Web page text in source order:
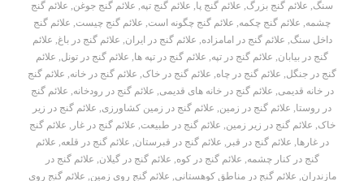
سنگ, علائم گنج بزرگ, علائم گنج پا, علائم گنج تپه, علائم گنج جوغن, علائم گنج
چشمه, علائم گنج چکمه, علائم گنج چگونه است, علائم گنج چیست, علائم گنج
داخل سنگ, علائم گنج در امامزاده, علائم گنج در ایران, علائم گنج در باغ, علائم
گنج در بیابان, علائم گنج در تپه, علائم گنج در تپه ها, علائم گنج در تونل, علائم
گنج در جنگل, علائم گنج در چاه, علائم گنج در خاک, علائم گنج در خانه, علائم گنج
در خانه قدیمی, علائم گنج در خانه های قدیمی, علائم گنج در رودخانه, علائم گنج
در روستا, علائم گنج در زمین, علائم گنج در زمین کشاورزی, علائم گنج در زیر
خاک, علائم گنج در زیر زمین, علائم گنج در طبیعت, علائم گنج در غار , علائم گنج
در غارها, علائم گنج در قبر , علائم گنج در قبرستان, علائم گنج در قلعه, علائم
گنج در کنار چشمه, علائم گنج در کوه, علائم گنج در گیلان, علائم گنج در
مازندران, علائم گنج در مناطق کوهستانی, علائم گنج روی زمین, علائم گنج روی